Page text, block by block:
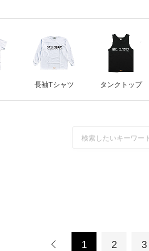
長袖Tシャツ タンクトップ
1 2 3